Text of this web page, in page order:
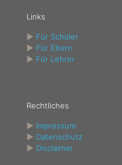
Links
► Für Schüler
► Für Eltern
► Für Lehrer
Rechtliches
► Impressum
► Datenschutz
► Disclaimer